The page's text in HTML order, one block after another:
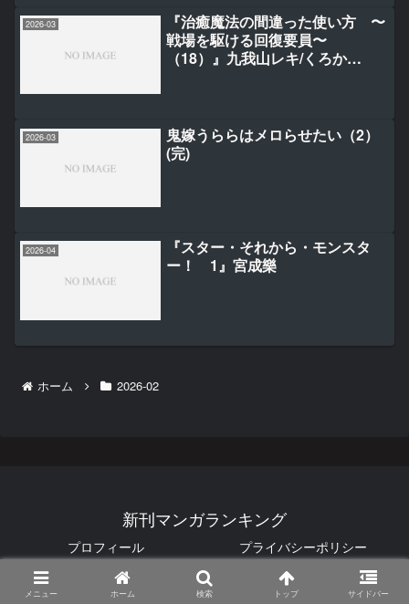
2026-03
『治癒魔法の間違った使い方 〜
戦場を駆ける回復要員〜
（18）』九我山レキ/くろか
2026-03
鬼嫁うららはメロらせたい（2）
(完)
2026-04
『スター・それから・モンスタ
ー！ 1』宮成樂
ホーム 2026-02
新刊マンガランキング
プロフィール
プライバシーポリシー
© 2025 新刊マンガランキング.
メニュー ホーム 検索 トップ サイドバー